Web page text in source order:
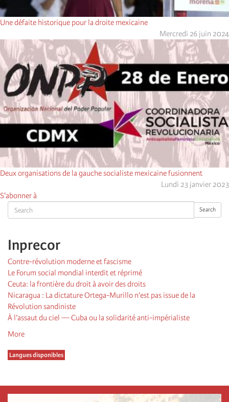
Search Search
Inprecor
Contre-révolution moderne et fascisme
Le Forum social mondial interdit et réprimé
Ceuta: la frontière du droit à avoir des droits
Nicaragua : La dictature Ortega-Murillo n’est pas issue de la
Révolution sandiniste
À l’assaut du ciel — Cuba ou la solidarité anti-impérialiste
More
Langues disponibles
Une défaite historique pour la droite mexicaine
Mercredi 26 juin 2024
Deux organisations de la gauche socialiste mexicaine fusionnent
Lundi 23 janvier 2023
S'abonner à